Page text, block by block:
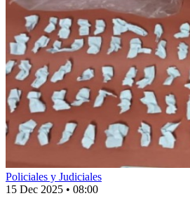
Policiales y Judiciales
15 Dec 2025 • 08:00